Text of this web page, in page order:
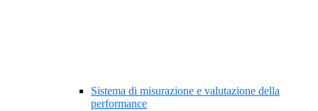
Sistema di misurazione e valutazione della
performance